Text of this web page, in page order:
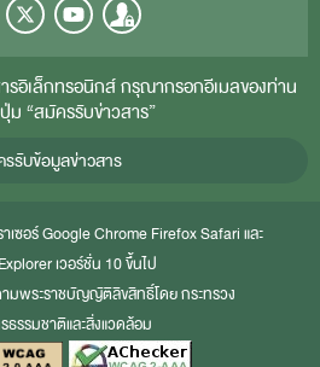
รอิเล็กทรอนิกส์ กรุณากรอกอีเมลของท่าน
ม “สมัครรับข่าวสาร”
รับข้อมูลข่าวสาร
เซอร์Google Chrome FirefoxSafari และ
เวอร์ชั่น 10 ขึ้นไป
มพระราชบัญญัติลิขสิทธิ์โดย กระทรวง
รรมชาติและสิ่งแวดล้อม